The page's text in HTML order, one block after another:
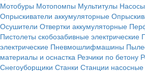
Мотобуры Мотопомпы Мультитулы Насосы
Опрыскиватели аккумуляторные
Осушители Отвертки аккумуляторные
Пистолеты скобозабивные электрические
электрические Пневмошлифмашины
материалы и оснастка Резчики по бетону
Снегоуборщики Станки Станции насосные